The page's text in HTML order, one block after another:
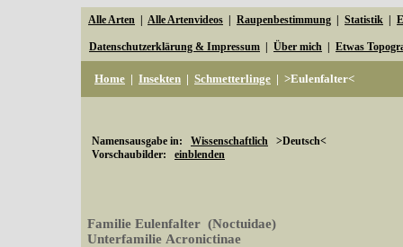
Alle Arten Alle Artenvideos Raupenbestimmung Statistik
Datenschutzerklärung & Impressum Über mich Etwas
Home | Insekten | Schmetterlinge | >Eulenfalter<
Namensausgabe in: Wissenschaftlich >Deutsch<
Vorschaubilder: einblenden
Familie Eulenfalter (Noctuidae)
Unterfamilie Acronictinae